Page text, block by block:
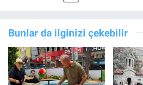
Bunlar da ilginizi çekebilir